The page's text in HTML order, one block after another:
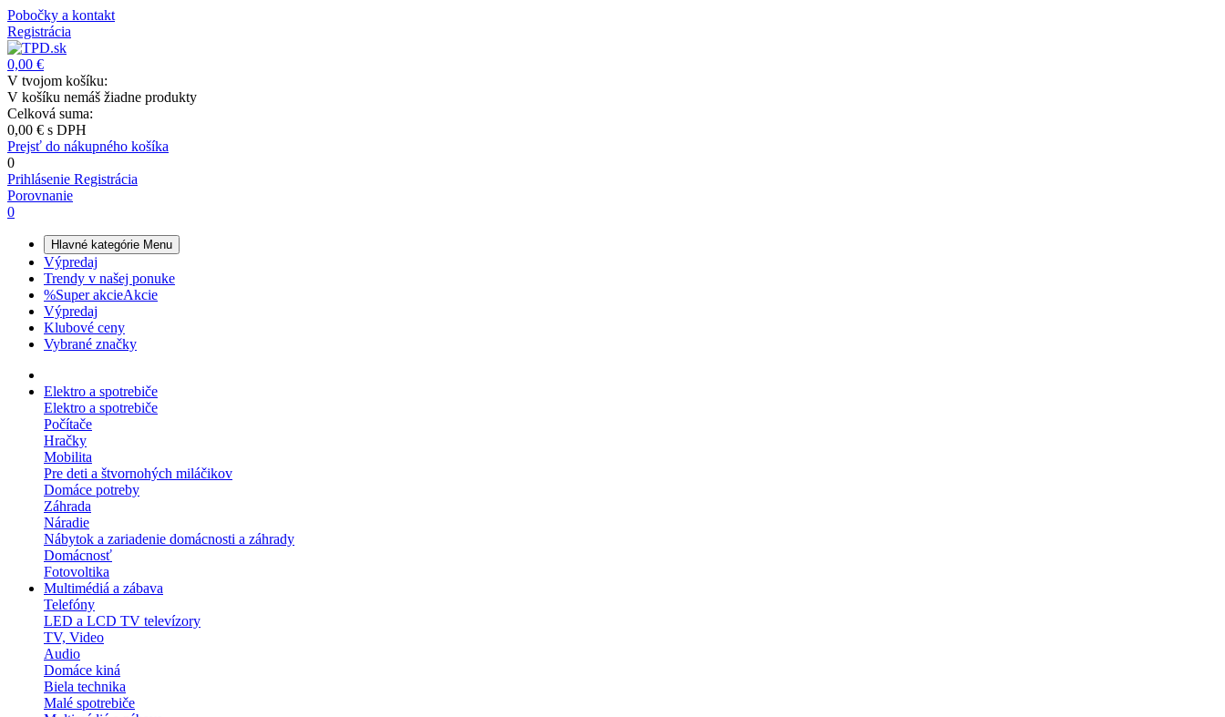
Pobočky a kontakt
Registrácia
0,00 €
V tvojom košíku:
V košíku nemáš žiadne produkty
Celková suma:
0,00 € s DPH
Prejsť do nákupného košíka
0
Prihlásenie Registrácia
Porovnanie
0
Hlavné kategórie Menu
Výpredaj
Trendy v našej ponuke
%Super akcieAkcie
Výpredaj
Klubové ceny
Vybrané značky
Elektro a spotrebiče
Elektro a spotrebiče
Počítače
Hračky
Mobilita
Pre deti a štvornohých miláčikov
Domáce potreby
Záhrada
Náradie
Nábytok a zariadenie domácnosti a záhrady
Domácnosť
Fotovoltika
Multimédiá a zábava
Telefóny
LED a LCD TV televízory
TV, Video
Audio
Domáce kiná
Biela technika
Malé spotrebiče